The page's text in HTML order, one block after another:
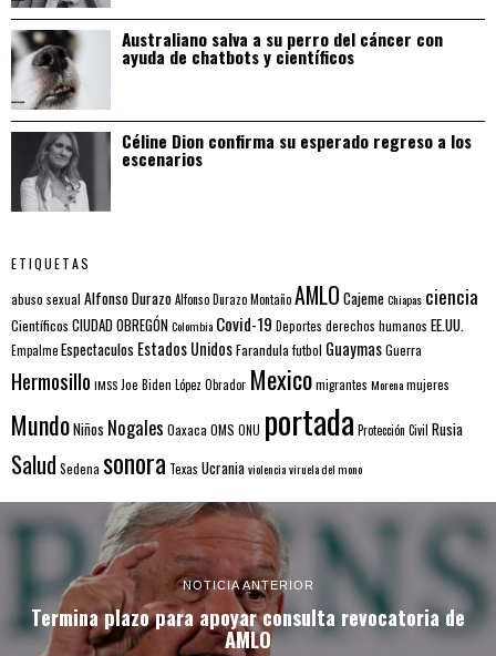
Australiano salva a su perro del cáncer con
ayuda de chatbots y científicos
Céline Dion confirma su esperado regreso a los
escenarios
ETIQUETAS
abuso sexual Alfonso DurazoAlfonso Durazo MontañoAMLO CajemeChiapas ciencia
Científicos CIUDAD OBREGÓNColombia Covid-19 Deportes derechos humanos EE.UU.
EmpalmeEspectaculos Estados UnidosFarandula futbol GuaymasGuerra
Hermosillo IMSS Joe Biden López Obrador Mexicomigrantes Morenamujeres
MundoNiños Nogales Oaxaca OMS ONU portada Protección Civil Rusia
Salud Sedena sonora Texas Ucraniaviolenciaviruela del mono
NOTICIA ANTERIOR
Termina plazo para apoyar consulta revocatoria de
AMLO